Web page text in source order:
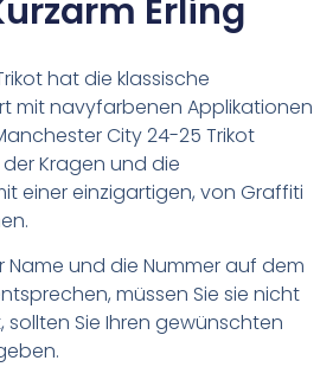
Erling
hat die klassische
mit navyfarbenen Applikationen
City 24-25 Trikot
Kragen und die
einer einzigartigen, von Graffiti
Name und die Nummer auf dem
müssen Sie sie nicht
Sie Ihren gewünschten